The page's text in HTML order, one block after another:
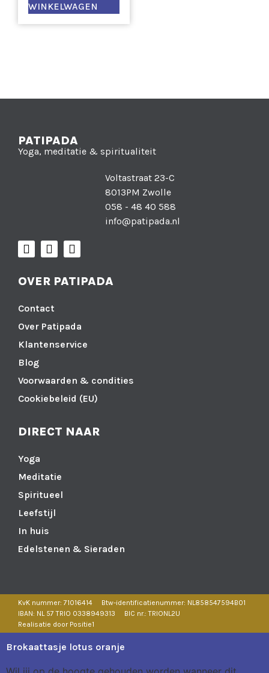
WINKELWAGEN
PATIPADA
Yoga, meditatie & spiritualiteit
Voltastraat 23-C
8013PM Zwolle
058 - 48 40 588
info@patipada.nl
OVER PATIPADA
Contact
Over Patipada
Klantenservice
Blog
Voorwaarden & condities
Cookiebeleid (EU)
DIRECT NAAR
Yoga
Meditatie
Spiritueel
Leefstijl
In huis
Edelstenen & Sieraden
KvK nummer: 71016414
Btw-identificatienummer: NL858547594B01
IBAN: NL 57 TRIO 0338949313
BIC nr.: TRIONL2U
Realisatie door Positie1
Brokaattasje lotus oranje